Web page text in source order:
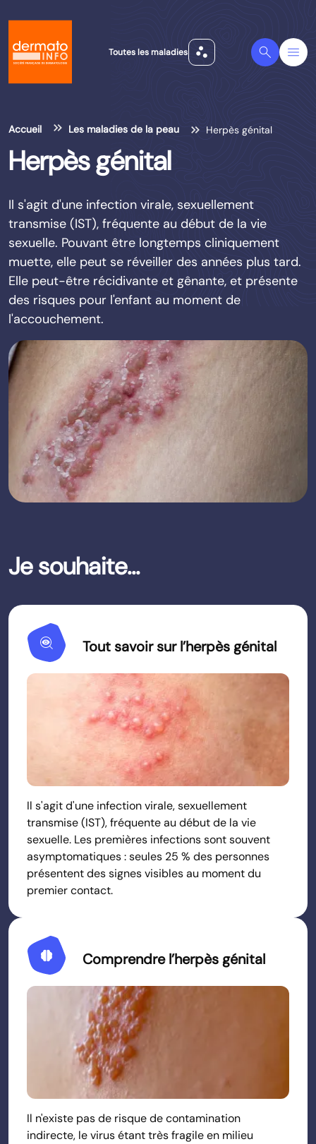
Toutes les maladies scatter_plot Search Menu
Accueil Les maladies de la peau Herpès génital
Herpès génital
Il s'agit d'une infection virale, sexuellement
transmise (IST), fréquente au début de la vie
sexuelle. Pouvant être longtemps cliniquement
muette, elle peut se réveiller des années plus tard.
Elle peut-être récidivante et gênante, et présente
des risques pour l'enfant au moment de
l'accouchement.
Je souhaite...
Mystery Tout savoir sur l’herpès génital
Il s'agit d'une infection virale, sexuellement
transmise (IST), fréquente au début de la vie
sexuelle. Les premières infections sont souvent
asymptomatiques : seules 25 % des personnes
présentent des signes visibles au moment du
premier contact.
Neurology Comprendre l’herpès génital
Il n'existe pas de risque de contamination
indirecte, le virus étant très fragile en milieu